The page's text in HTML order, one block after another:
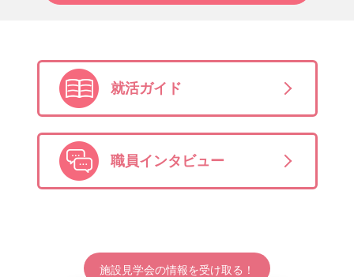
就活ガイド
職員インタビュー
施設見学会の情報を受け取る！